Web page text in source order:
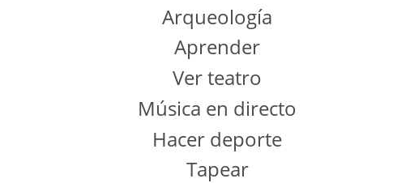
Arqueología
Aprender
Ver teatro
Música en directo
Hacer deporte
Tapear